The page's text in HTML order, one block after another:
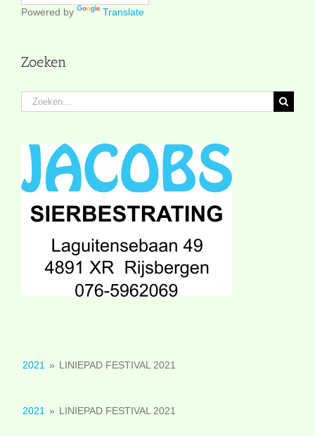
2021 » LINIEPAD FESTIVAL 2021
2021 » LINIEPAD FESTIVAL 2021
Powered by Translate
Zoeken
Zoeken
naar: